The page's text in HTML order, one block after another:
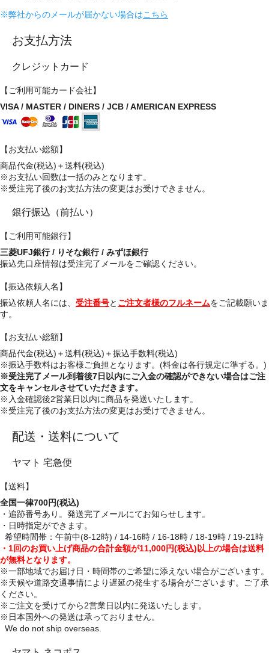
※弊社からのメールが届かない場合はこちら
お支払方法
クレジットカード
【ご利用可能カード会社】
VISA / MASTER / DINERS / JCB / AMERICAN EXPRESS
【お支払い総額】
商品代金(税込)＋送料(税込)
※お支払い回数は一括のみとなります。
※受注完了後のお支払方法の変更はお受けできません。
銀行振込（前払い）
【ご利用可能銀行】
三菱UFJ銀行 / りそな銀行 / みずほ銀行
振込先口座情報は受注完了メールをご確認ください。
【振込依頼人名】
振込依頼人名には、 受注番号と ご注文者様のフルネームをご記載願いま
す。
【お支払い総額】
商品代金(税込)＋送料(税込)＋振込手数料(税込)
※振込手数料はお客様ご負担となります。(料金は各行規定に準ずる。)
※受注完了メール到着後7日以内にご入金の確認ができない場合はご注
文をキャンセルさせていただきます。
※入金確認後2営業日以内に商品を発送いたします。
※受注完了後のお支払方法の変更はお受けできません。
配送・送料について
ヤマト 宅急便
【送料】
全国一律700円(税込)
・追跡番号あり。発送完了メールにてお知らせします。
・日時指定ができます。
希望時間帯：午前中(8-12時) / 14-16時 / 16-18時 / 18-19時 / 19-21時
・1回のお買い上げ商品の合計金額が11,000円(税込)以上の場合は送料
が無料となります。
※一部地域でお届け日・時間帯のご希望に添えない場合がございます。
※天候や道路交通事情により遅延の発生する場合がございます。ご了承
ください。
※ご注文を受けてから2営業日以内に発送いたします。
※日本国外への発送は承っておりません。
We do not ship overseas.